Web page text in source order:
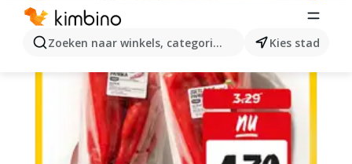
Zoeken naar winkels, categorieën, producten...
Kies stad